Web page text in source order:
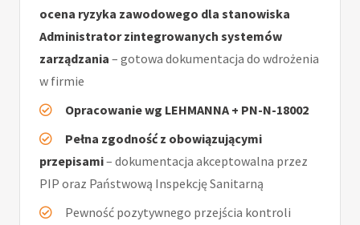
ocena ryzyka zawodowego dla stanowiska
Administrator zintegrowanych systemów
zarządzania – gotowa dokumentacja do wdrożenia
w firmie
Opracowanie wg LEHMANNA + PN-N-18002
Pełna zgodność z obowiązującymi
przepisami– dokumentacja akceptowalna przez
PIP oraz Państwową Inspekcję Sanitarną
Pewność pozytywnego przejścia kontroli